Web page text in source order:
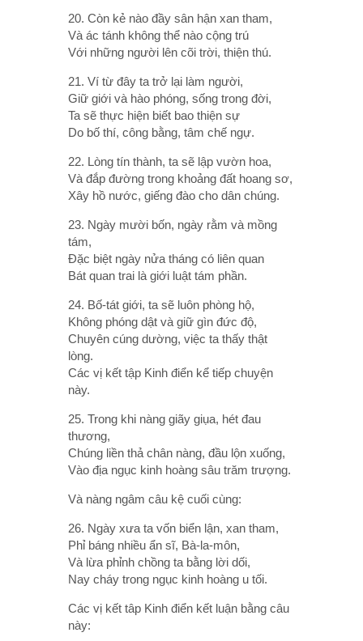
20. Còn kẻ nào đầy sân hận xan tham,
Và ác tánh không thể nào cộng trú
Với những người lên cõi trời, thiện thú.
21. Ví từ đây ta trở lại làm người,
Giữ giới và hào phóng, sống trong đời,
Ta sẽ thực hiện biết bao thiện sự
Do bố thí, công bằng, tâm chế ngự.
22. Lòng tín thành, ta sẽ lập vườn hoa,
Và đắp đường trong khoảng đất hoang sơ,
Xây hồ nước, giếng đào cho dân chúng.
23. Ngày mười bốn, ngày rằm và mồng
tám,
Ðặc biệt ngày nửa tháng có liên quan
Bát quan trai là giới luật tám phần.
24. Bố-tát giới, ta sẽ luôn phòng hộ,
Không phóng dật và giữ gìn đức độ,
Chuyên cúng dường, việc ta thấy thật
lòng.
Các vị kết tập Kinh điển kể tiếp chuyện
này.
25. Trong khi nàng giãy giụa, hét đau
thương,
Chúng liền thả chân nàng, đầu lộn xuống,
Vào địa ngục kinh hoàng sâu trăm trượng.
Và nàng ngâm câu kệ cuối cùng:
26. Ngày xưa ta vốn biển lận, xan tham,
Phỉ báng nhiều ẩn sĩ, Bà-la-môn,
Và lừa phỉnh chồng ta bằng lời dối,
Nay cháy trong ngục kinh hoàng u tối.
Các vị kết tâp Kinh điển kết luận bằng câu
này: